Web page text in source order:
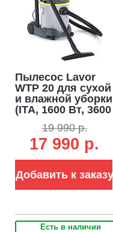
Пылесос Lavor
WTP 20 для сухой
и влажной уборки
(ITA, 1600 Вт, 3600
контейнер 20 л,
шланг 2 м, 6.5 кг)
19 990 р.
17 990 р.
Добавить к заказу
Есть в наличии